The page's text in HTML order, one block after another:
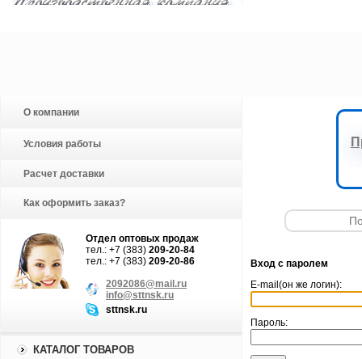
О компании
Условия работы
Расчет доставки
Как оформить заказ?
Отдел оптовых продаж
тел.: +7 (383) 209-20-84
тел.: +7 (383) 209-20-86
2092086@mail.ru
info@sttnsk.ru
sttnsk.ru
КАТАЛОГ ТОВАРОВ
Вход с паролем
Е-mail(он же логин):
Пароль: